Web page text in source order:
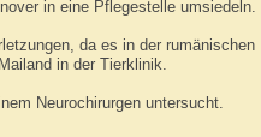
in eine Pflegestelle umsiedeln.
da es in der rumänischen
in der Tierklinik.
Neurochirurgen untersucht.